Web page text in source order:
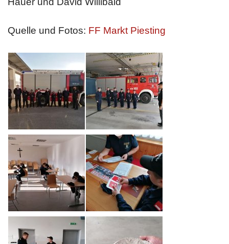
Quelle und Fotos: FF Markt Piesting